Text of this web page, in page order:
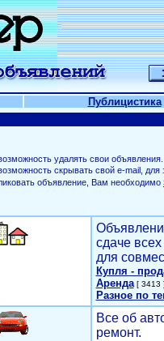
Публицистика
удалять свои
скрывать свой е-mail,
объявление, Вам необходимо
сдаче
для
Купля -
Аренда[ 3413 ]
Разное по
Все об
ремонт.